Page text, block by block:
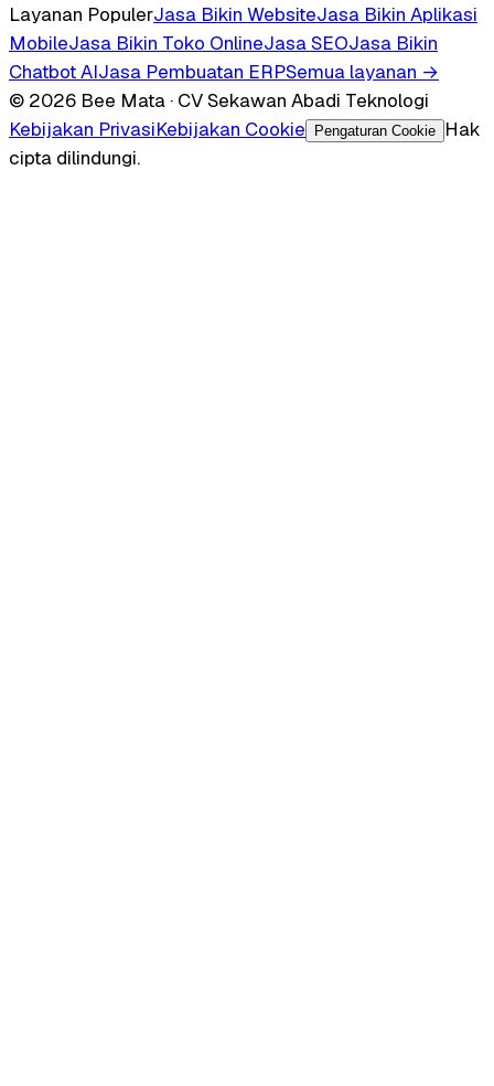
Layanan PopulerJasa Bikin WebsiteJasa Bikin Aplikasi
MobileJasa Bikin Toko OnlineJasa SEOJasa Bikin
Chatbot AIJasa Pembuatan ERPSemua layanan →
© 2026 Bee Mata · CV Sekawan Abadi Teknologi
Kebijakan PrivasiKebijakan Cookie Pengaturan Cookie
Hak
cipta dilindungi.